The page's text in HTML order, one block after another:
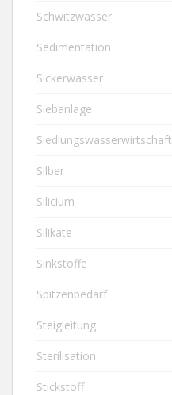
Schwitzwasser
Sedimentation
Sickerwasser
Siebanlage
Siedlungswasserwirtschaft
Silber
Silicium
Silikate
Sinkstoffe
Spitzenbedarf
Steigleitung
Sterilisation
Stickstoff